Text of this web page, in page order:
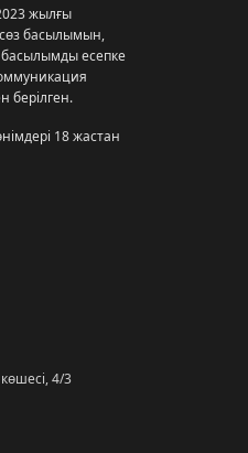
жылғы
басылымын,
басылымды есепке
берілген.
18 жастан
4/3